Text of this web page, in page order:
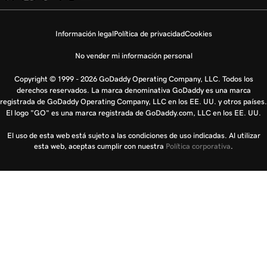
Información legalPolítica de privacidadCookies
No vender mi información personal
Copyright © 1999 - 2026 GoDaddy Operating Company, LLC. Todos los
derechos reservados. La marca denominativa GoDaddy es una marca
registrada de GoDaddy Operating Company, LLC en los EE. UU. y otros países.
El logo "GO" es una marca registrada de GoDaddy.com, LLC en los EE. UU.
El uso de esta web está sujeto a las condiciones de uso indicadas. Al utilizar
esta web, aceptas cumplir con nuestra Política corporativa.